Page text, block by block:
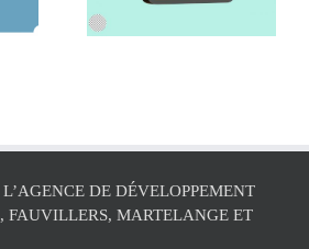
l’ADL
DE DÉVELOPPEMENT
FAUVILLERS, MARTELANGE ET